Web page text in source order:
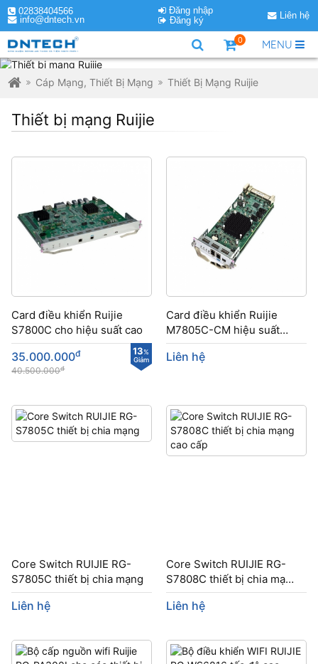
02838404566
info@dntech.vn
Đăng nhập
Đăng ký
Liên hệ
MENU
0
Cáp Mạng, Thiết Bị Mạng Thiết Bị Mạng Ruijie
Thiết bị mạng Ruijie
Card điều khiển Ruijie
S7800C cho hiệu suất cao
13%
Giảm
35.000.000đ
40.500.000đ
Card điều khiển Ruijie
M7805C-CM hiệu suất
cao
Liên hệ
Core Switch RUIJIE RG-
S7805C thiết bị chia mạng
Liên hệ
Core Switch RUIJIE RG-
S7808C thiết bị chia mạng
cao cấp
Liên hệ